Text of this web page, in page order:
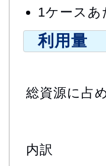
1ケースあ
利用量
総資源に占
内訳